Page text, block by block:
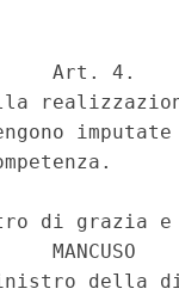
Art. 4.
di grazia e
MANCUSO
della